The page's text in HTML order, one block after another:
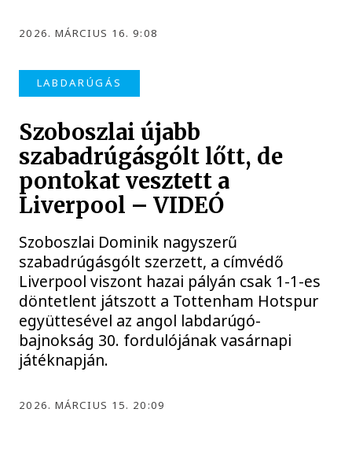
2026. MÁRCIUS 16. 9:08
LABDARÚGÁS
Szoboszlai újabb
szabadrúgásgólt lőtt, de
pontokat vesztett a
Liverpool – VIDEÓ
Szoboszlai Dominik nagyszerű
szabadrúgásgólt szerzett, a címvédő
Liverpool viszont hazai pályán csak 1-1-es
döntetlent játszott a Tottenham Hotspur
együttesével az angol labdarúgó-
bajnokság 30. fordulójának vasárnapi
játéknapján.
2026. MÁRCIUS 15. 20:09